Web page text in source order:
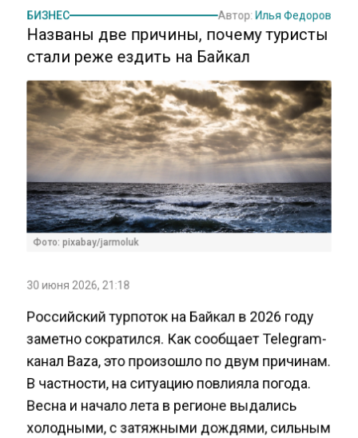
БИЗНЕС Автор:Илья Федоров
Названы две причины, почему туристы
стали реже ездить на Байкал
Фото: pixabay/jarmoluk
30 июня 2026, 21:18
Российский турпоток на Байкал в 2026 году
заметно сократился. Как сообщает Telegram-
канал Baza, это произошло по двум причинам.
В частности, на ситуацию повлияла погода.
Весна и начало лета в регионе выдались
холодными, с затяжными дождями, сильным